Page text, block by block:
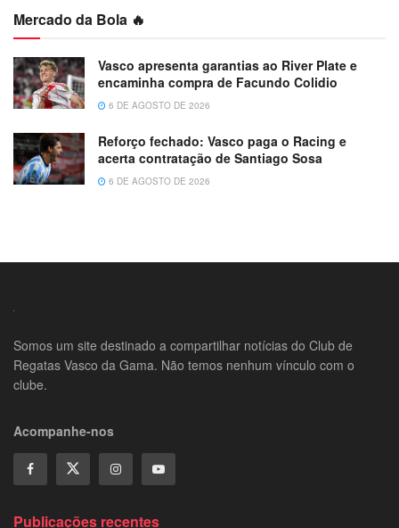
Mercado da Bola 🔥
Vasco apresenta garantias ao River Plate e
encaminha compra de Facundo Colidio
6 DE AGOSTO DE 2026
Reforço fechado: Vasco paga o Racing e
acerta contratação de Santiago Sosa
6 DE AGOSTO DE 2026
Somos um site destinado a compartilhar notícias do Club de
Regatas Vasco da Gama. Não temos nenhum vínculo com o
clube.
Acompanhe-nos
Publicações recentes